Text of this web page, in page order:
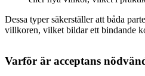
Dessa typer säkerställer att båda
villkoren, vilket bildar ett bindande
Varför är acceptans